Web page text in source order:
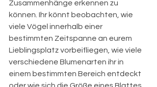
Zusammenhänge erkennen zu
können. Ihr könnt beobachten, wie
viele Vögel innerhalb einer
bestimmten Zeitspanne an eurem
Lieblingsplatz vorbeifliegen, wie viele
verschiedene Blumenarten ihr in
einem bestimmten Bereich entdeckt